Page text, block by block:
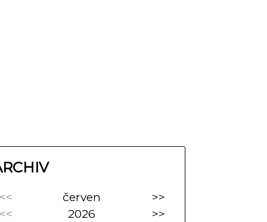
<< červen
>>
<<
2026
>>